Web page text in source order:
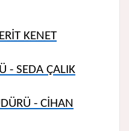
KENET
- SEDA ÇALIK
- CİHAN